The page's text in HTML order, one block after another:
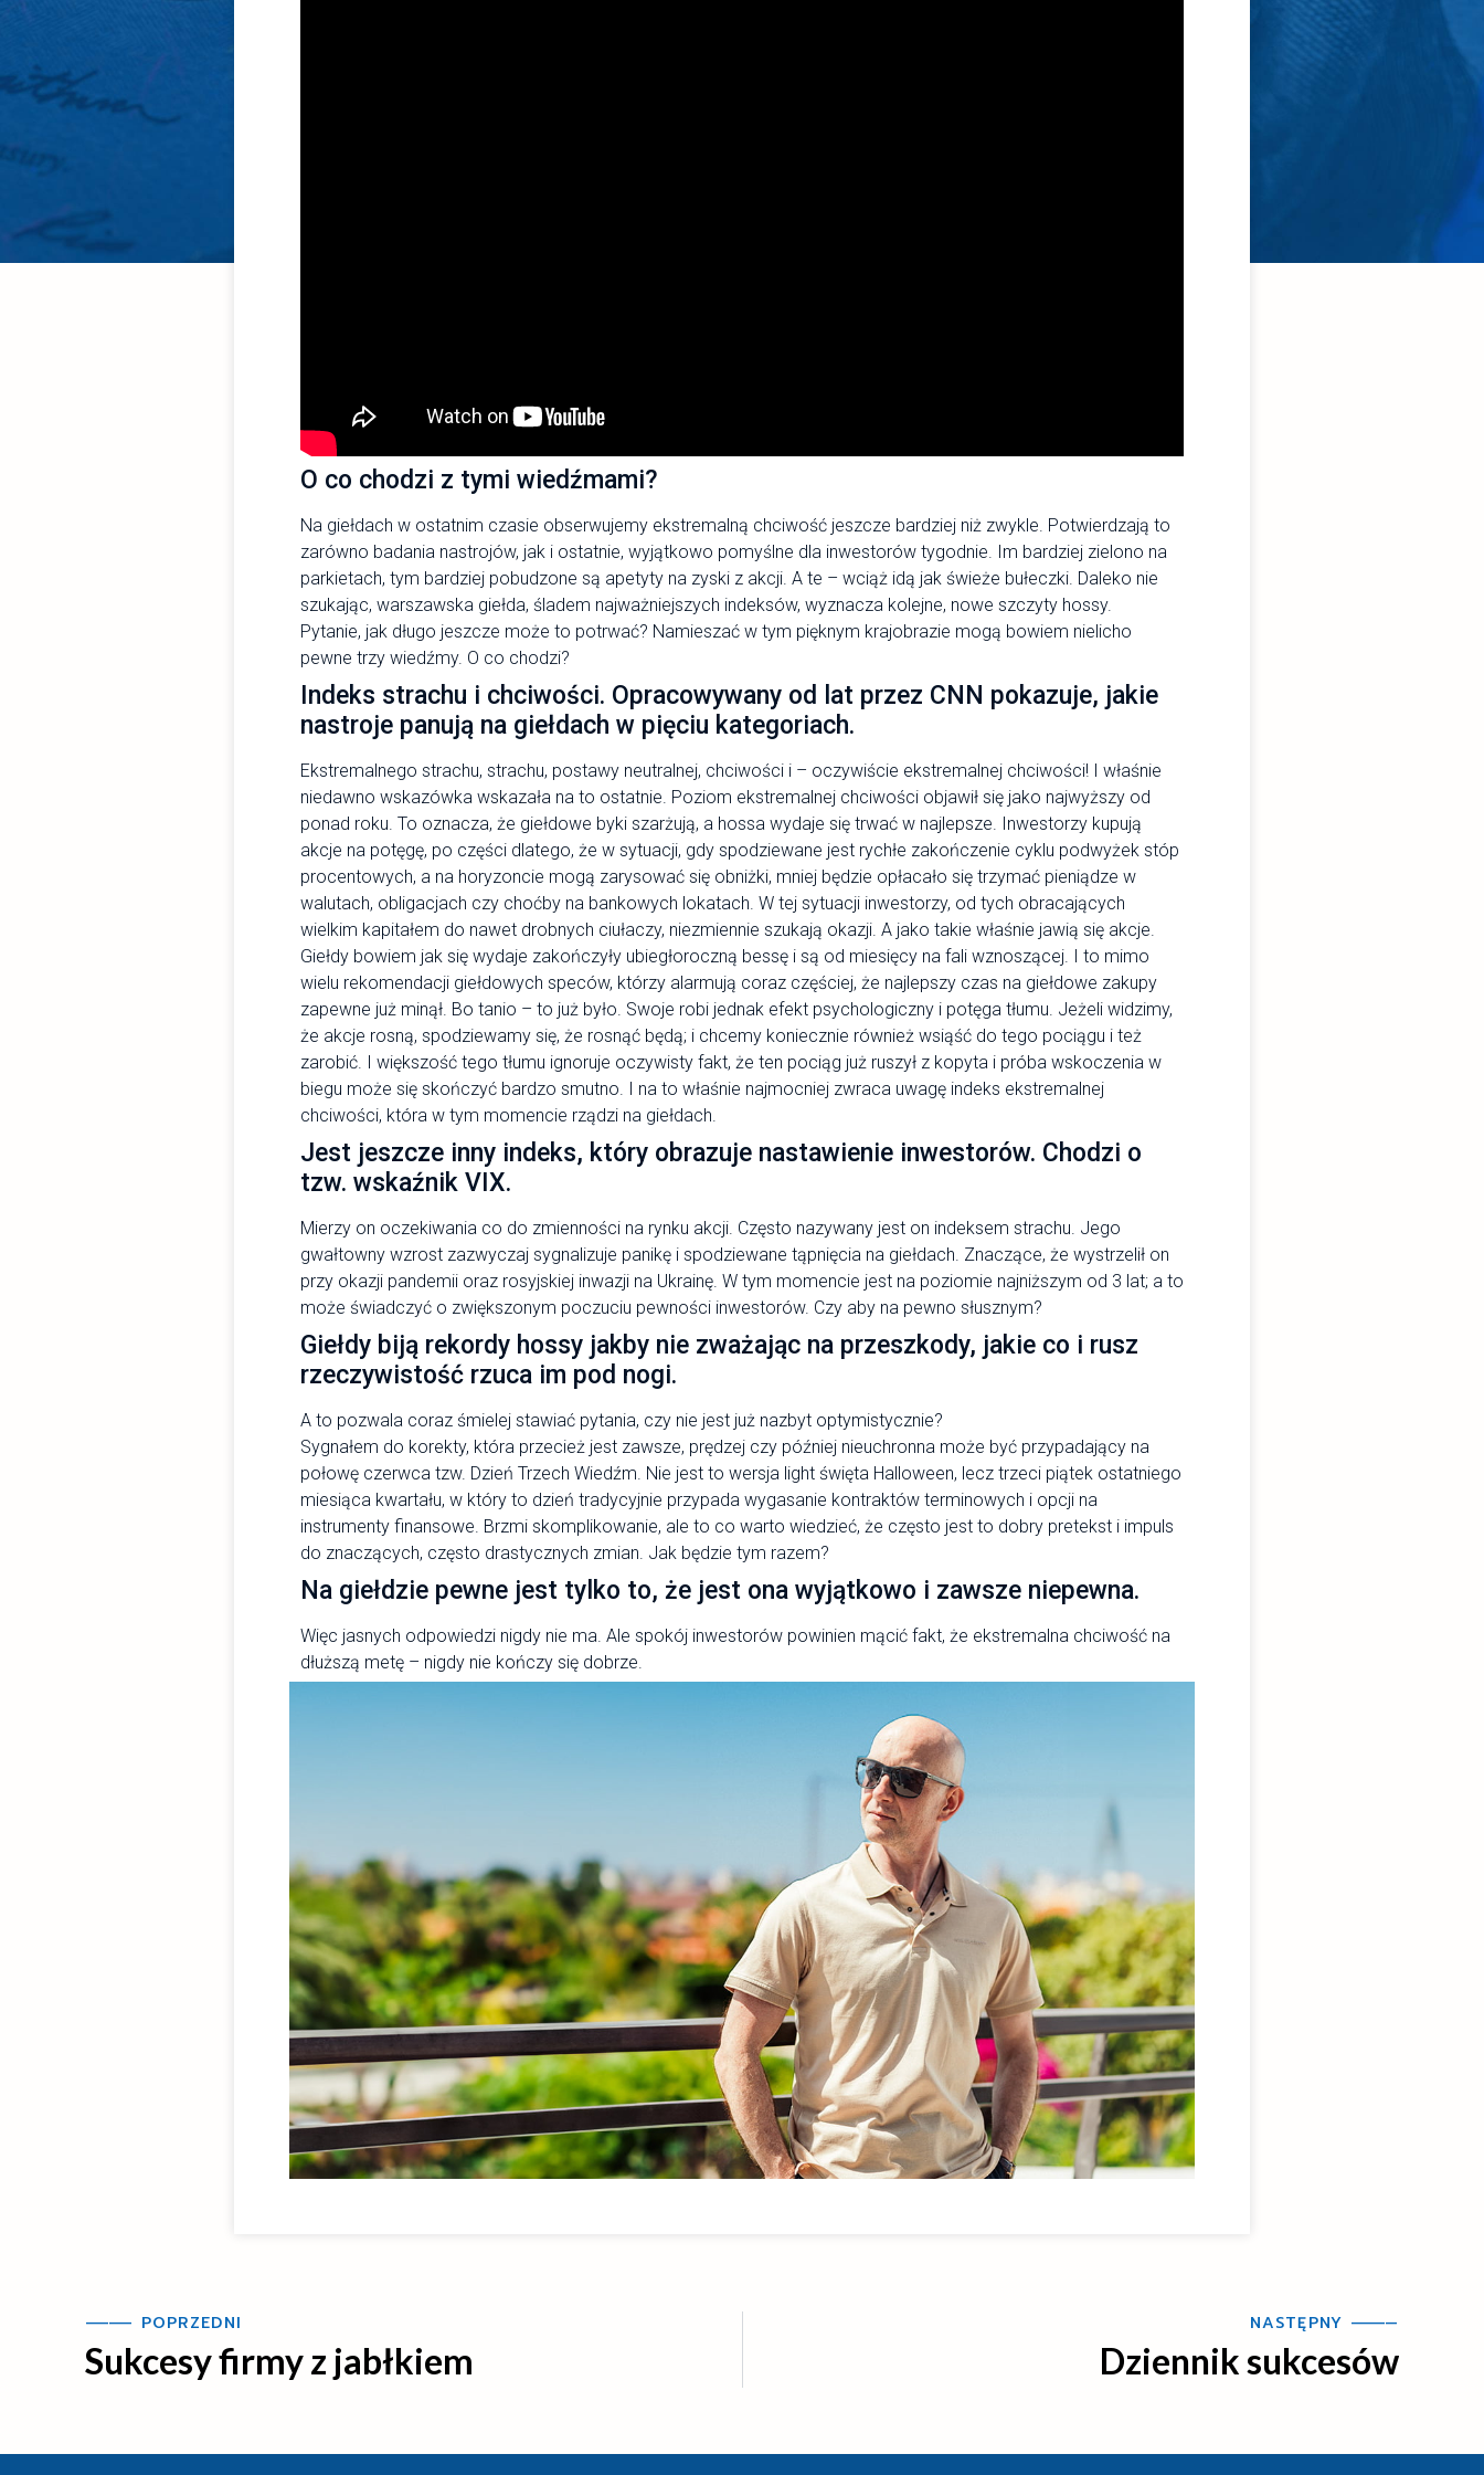
O co chodzi z tymi wiedźmami?
Na giełdach w ostatnim czasie obserwujemy ekstremalną chciwość jeszcze bardziej niż zwykle. Potwierdzają to
zarówno badania nastrojów, jak i ostatnie, wyjątkowo pomyślne dla inwestorów tygodnie. Im bardziej zielono na
parkietach, tym bardziej pobudzone są apetyty na zyski z akcji. A te – wciąż idą jak świeże bułeczki. Daleko nie
szukając, warszawska giełda, śladem najważniejszych indeksów, wyznacza kolejne, nowe szczyty hossy.
Pytanie, jak długo jeszcze może to potrwać? Namieszać w tym pięknym krajobrazie mogą bowiem nielicho
pewne trzy wiedźmy. O co chodzi?
Indeks strachu i chciwości. Opracowywany od lat przez CNN pokazuje, jakie
nastroje panują na giełdach w pięciu kategoriach.
Ekstremalnego strachu, strachu, postawy neutralnej, chciwości i – oczywiście ekstremalnej chciwości! I właśnie
niedawno wskazówka wskazała na to ostatnie. Poziom ekstremalnej chciwości objawił się jako najwyższy od
ponad roku. To oznacza, że giełdowe byki szarżują, a hossa wydaje się trwać w najlepsze. Inwestorzy kupują
akcje na potęgę, po części dlatego, że w sytuacji, gdy spodziewane jest rychłe zakończenie cyklu podwyżek stóp
procentowych, a na horyzoncie mogą zarysować się obniżki, mniej będzie opłacało się trzymać pieniądze w
walutach, obligacjach czy choćby na bankowych lokatach. W tej sytuacji inwestorzy, od tych obracających
wielkim kapitałem do nawet drobnych ciułaczy, niezmiennie szukają okazji. A jako takie właśnie jawią się akcje.
Giełdy bowiem jak się wydaje zakończyły ubiegłoroczną bessę i są od miesięcy na fali wznoszącej. I to mimo
wielu rekomendacji giełdowych speców, którzy alarmują coraz częściej, że najlepszy czas na giełdowe zakupy
zapewne już minął. Bo tanio – to już było. Swoje robi jednak efekt psychologiczny i potęga tłumu. Jeżeli widzimy,
że akcje rosną, spodziewamy się, że rosnąć będą; i chcemy koniecznie również wsiąść do tego pociągu i też
zarobić. I większość tego tłumu ignoruje oczywisty fakt, że ten pociąg już ruszył z kopyta i próba wskoczenia w
biegu może się skończyć bardzo smutno. I na to właśnie najmocniej zwraca uwagę indeks ekstremalnej
chciwości, która w tym momencie rządzi na giełdach.
Jest jeszcze inny indeks, który obrazuje nastawienie inwestorów. Chodzi o
tzw. wskaźnik VIX.
Mierzy on oczekiwania co do zmienności na rynku akcji. Często nazywany jest on indeksem strachu. Jego
gwałtowny wzrost zazwyczaj sygnalizuje panikę i spodziewane tąpnięcia na giełdach. Znaczące, że wystrzelił on
przy okazji pandemii oraz rosyjskiej inwazji na Ukrainę. W tym momencie jest na poziomie najniższym od 3 lat; a to
może świadczyć o zwiększonym poczuciu pewności inwestorów. Czy aby na pewno słusznym?
Giełdy biją rekordy hossy jakby nie zważając na przeszkody, jakie co i rusz
rzeczywistość rzuca im pod nogi.
A to pozwala coraz śmielej stawiać pytania, czy nie jest już nazbyt optymistycznie?
Sygnałem do korekty, która przecież jest zawsze, prędzej czy później nieuchronna może być przypadający na
połowę czerwca tzw. Dzień Trzech Wiedźm. Nie jest to wersja light święta Halloween, lecz trzeci piątek ostatniego
miesiąca kwartału, w który to dzień tradycyjnie przypada wygasanie kontraktów terminowych i opcji na
instrumenty finansowe. Brzmi skomplikowanie, ale to co warto wiedzieć, że często jest to dobry pretekst i impuls
do znaczących, często drastycznych zmian. Jak będzie tym razem?
Na giełdzie pewne jest tylko to, że jest ona wyjątkowo i zawsze niepewna.
Więc jasnych odpowiedzi nigdy nie ma. Ale spokój inwestorów powinien mącić fakt, że ekstremalna chciwość na
dłuższą metę – nigdy nie kończy się dobrze.
———— POPRZEDNI
Sukcesy firmy z jabłkiem
NASTĘPNY ————
Dziennik sukcesów